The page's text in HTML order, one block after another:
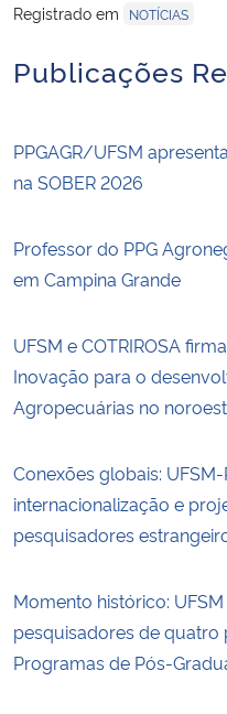
Registrado em
NOTÍCIAS
Publicações
PPGAGR/UFSM
na SOBER 2026
Professor do PPG
em Campina Grande
UFSM e COTRIROSA
Inovação para o
Agropecuárias no
Conexões globais:
internacionalização e
pesquisadores
Momento histórico:
pesquisadores de quatro
Programas de Pós-